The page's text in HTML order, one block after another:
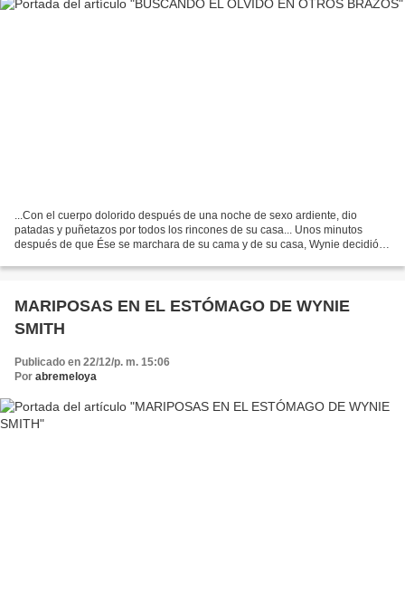
...Con el cuerpo dolorido después de una noche de sexo ardiente, dio
patadas y puñetazos por todos los rincones de su casa... Unos minutos
después de que Ése se marchara de su cama y de su casa, Wynie decidió
MARIPOSAS EN EL ESTÓMAGO DE WYNIE
SMITH
Publicado en 22/12/p. m. 15:06
Por abremeloya